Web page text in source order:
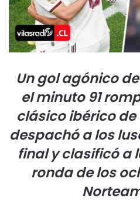
Un gol agónico
el minuto 91
clásico ibérico
despachó a los
final y clasificó a
ronda de los